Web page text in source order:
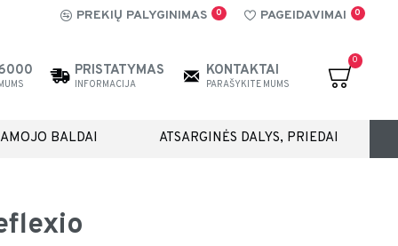
PREKIŲ PALYGINIMAS 0 PAGEIDAVIMAI 0
PRISTATYMAS
INFORMACIJA
KONTAKTAI
PARAŠYKITE MUMS
0
BALDAI ATSARGINĖS DALYS, PRIEDAI